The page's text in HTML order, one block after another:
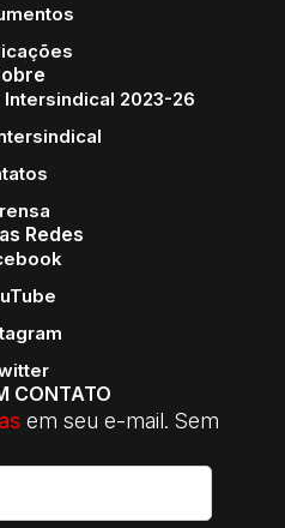
2023-26
Redes
CONTATO
em seu e-mail. Sem